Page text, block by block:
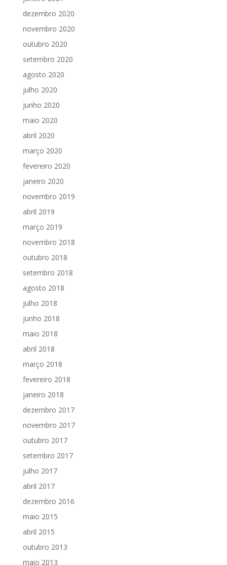
dezembro 2020
novembro 2020
outubro 2020
setembro 2020
agosto 2020
julho 2020
junho 2020
maio 2020
abril 2020
março 2020
fevereiro 2020
janeiro 2020
novembro 2019
abril 2019
março 2019
novembro 2018
outubro 2018
setembro 2018
agosto 2018
julho 2018
junho 2018
maio 2018
abril 2018
março 2018
fevereiro 2018
janeiro 2018
dezembro 2017
novembro 2017
outubro 2017
setembro 2017
julho 2017
abril 2017
dezembro 2016
maio 2015
abril 2015
outubro 2013
maio 2013